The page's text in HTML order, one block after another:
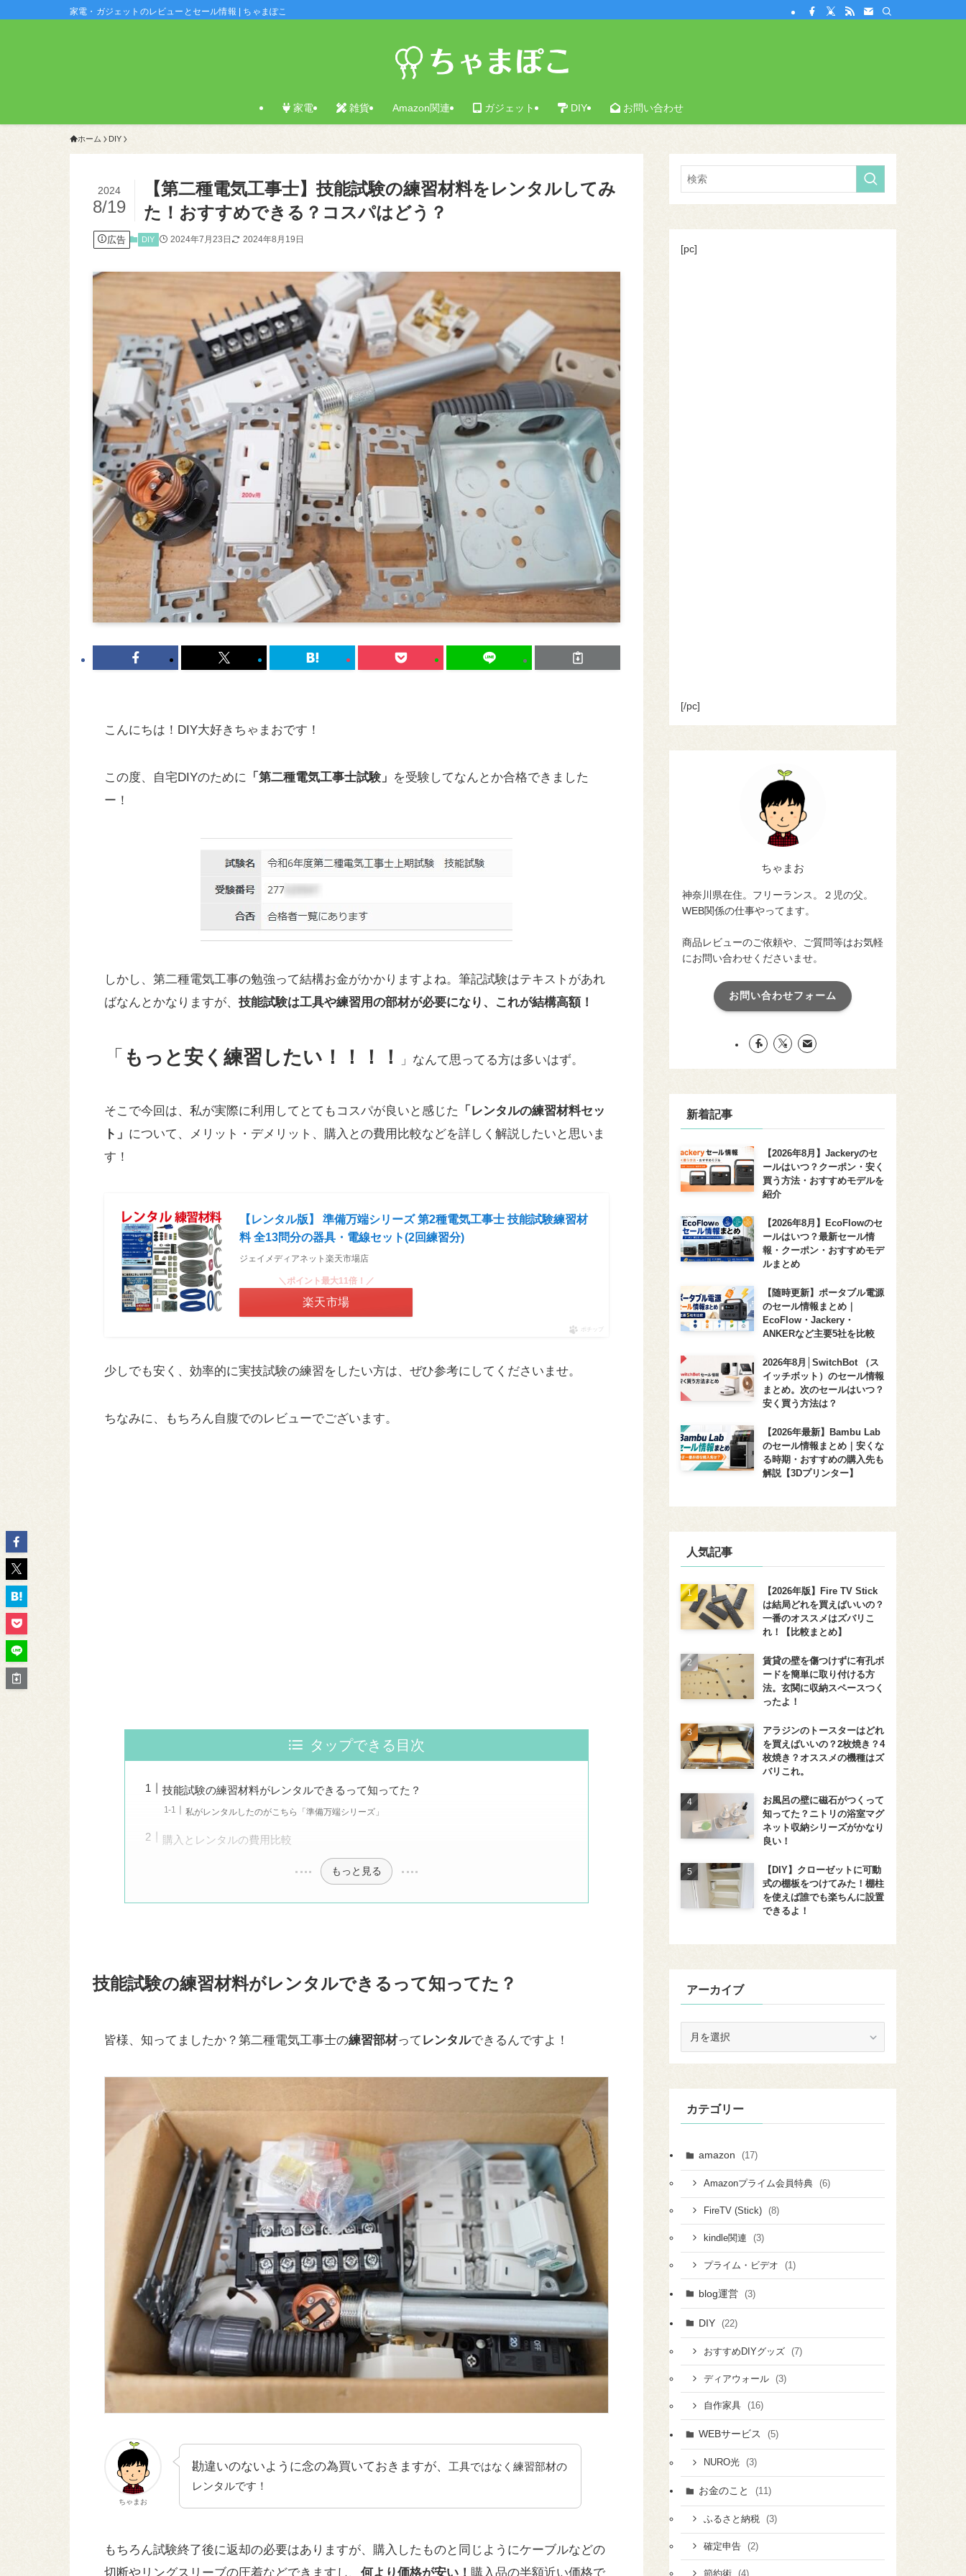
家電・ガジェットのレビューとセール情報 | ちゃまぽこ
家電 雑貨 Amazon関連 ガジェット DIY お問い合わせ
ホーム DIY
【第二種電気工事士】技能試験の練習材料をレンタルしてみ
た！おすすめできる？コスパはどう？
2024
8/19
広告 DIY 2024年7月23日 2024年8月19日
こんにちは！DIY大好きちゃまおです！
この度、自宅DIYのために 「第二種電気工事士試験」 を受験してなんとか合格できました
ー！
しかし、第二種電気工事の勉強って結構お金がかかりますよね。筆記試験はテキストがあれ
ばなんとかなりますが、 技能試験は工具や練習用の部材が必要になり、これが結構高額！
「 もっと安く練習したい！！！！ 」なんて思ってる方は多いはず。
そこで今回は、私が実際に利用してとてもコスパが良いと感じた
「レンタルの練習材料セッ
ト」 について、メリット・デメリット、購入との費用比較などを詳しく解説したいと思いま
す！
【レンタル版】 準備万端シリーズ 第2種電気工事士 技能試験練習材
料 全13問分の器具・電線セット(2回練習分)
ジェイメディアネット楽天市場店
＼ポイント最大11倍！／
楽天市場
ポチップ
少しでも安く、効率的に実技試験の練習をしたい方は、ぜひ参考にしてくださいませ。
ちなみに、もちろん自腹でのレビューでございます。
タップできる目次
技能試験の練習材料がレンタルできるって知ってた？
私がレンタルしたのがこちら「準備万端シリーズ」
購入とレンタルの費用比較
もっと見る
技能試験の練習材料がレンタルできるって知ってた？
皆様、知ってましたか？第二種電気工事士の練習部材って レンタルできるんですよ！
ちゃまお
勘違いのないように念の為買いておきますが、
工具ではなく練習部材の
レンタルです！
もちろん試験終了後に返却の必要はありますが、購入したものと同じようにケーブルなどの
切断やリングスリーブの圧着などできますし、 何より価格が安い！ 購入品の半額近い価格で
[pc]
[/pc]
ちゃまお
神奈川県在住。フリーランス。２児の父。
WEB関係の仕事やってます。
商品レビューのご依頼や、ご質問等はお気軽
にお問い合わせくださいませ。
お問い合わせフォーム
新着記事
【2026年8月】Jackeryのセ
ールはいつ？クーポン・安く
買う方法・おすすめモデルを
紹介
【2026年8月】EcoFlowのセ
ールはいつ？最新セール情
報・クーポン・おすすめモデ
ルまとめ
【随時更新】ポータブル電源
のセール情報まとめ｜
EcoFlow・Jackery・
ANKERなど主要5社を比較
2026年8月│SwitchBot （ス
イッチボット）のセール情報
まとめ。次のセールはいつ？
安く買う方法は？
【2026年最新】Bambu Lab
のセール情報まとめ｜安くな
る時期・おすすめの購入先も
解説【3Dプリンター】
人気記事
【2026年版】Fire TV Stick
は結局どれを買えばいいの？
一番のオススメはズバリこ
れ！【比較まとめ】
賃貸の壁を傷つけずに有孔ボ
ードを簡単に取り付ける方
法。玄関に収納スペースつく
ったよ！
アラジンのトースターはどれ
を買えばいいの？2枚焼き？4
枚焼き？オススメの機種はズ
バリこれ。
お風呂の壁に磁石がつくって
知ってた？ニトリの浴室マグ
ネット収納シリーズがかなり
良い！
【DIY】クローゼットに可動
式の棚板をつけてみた！棚柱
を使えば誰でも楽ちんに設置
できるよ！
アーカイブ
ブ
カテゴリー
amazon (17)
Amazonプライム会員特典 (6)
FireTV (Stick) (8)
kindle関連 (3)
プライム・ビデオ (1)
blog運営 (3)
DIY (22)
おすすめDIYグッズ (7)
ディアウォール (3)
自作家具 (16)
WEBサービス (5)
NURO光 (3)
お金のこと (11)
ふるさと納税 (3)
確定申告 (2)
節約術 (4)